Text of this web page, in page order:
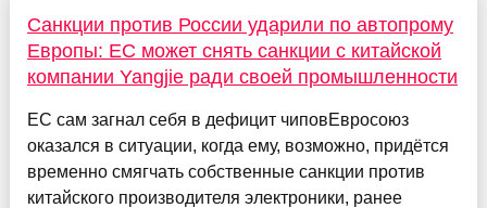
Санкции против России ударили по автопрому
Европы: ЕC может снять санкции с китайской
компании Yangjie ради своей промышленности
ЕС сам загнал себя в дефицит чиповЕвросоюз
оказался в ситуации, когда ему, возможно, придётся
временно смягчать собственные санкции против
китайского производителя электроники, ранее